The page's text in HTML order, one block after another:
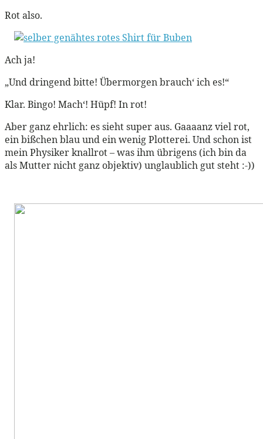
Rot also.
Ach ja!
„Und dringend bitte! Übermorgen brauch‘ ich es!“
Klar. Bingo! Mach‘! Hüpf! In rot!
Aber ganz ehrlich: es sieht super aus. Gaaaanz viel rot,
ein bißchen blau und ein wenig Plotterei. Und schon ist
mein Physiker knallrot – was ihm übrigens (ich bin da
als Mutter nicht ganz objektiv) unglaublich gut steht :-))